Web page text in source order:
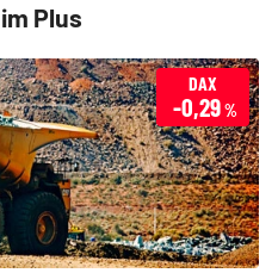
Plus
DAX
-0,29%